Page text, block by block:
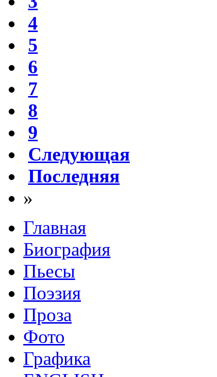
4
5
6
7
8
9
Следующая
Последняя
»
Главная
Биография
Пьесы
Поэзия
Проза
Фото
Графика